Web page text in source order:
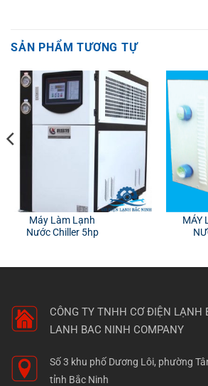
SẢN PHẨM TƯƠNG TỰ
Máy Làm Lạnh
Nước Chiller 5hp
MÁY
CÔNG TY TNHH CƠ ĐIỆN LẠNH
LANH BAC NINH COMPANY
Số 3 khu phố Dương Lôi, phường
tỉnh Bắc Ninh